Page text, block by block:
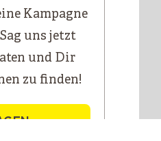
Kampagne
uns jetzt
und Dir
zu finden!